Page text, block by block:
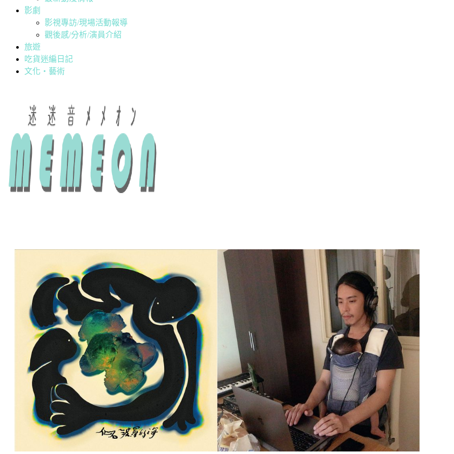
影劇
影視專訪/現場活動報導
觀後感/分析/演員介紹
旅遊
吃貨迷編日記
文化・藝術